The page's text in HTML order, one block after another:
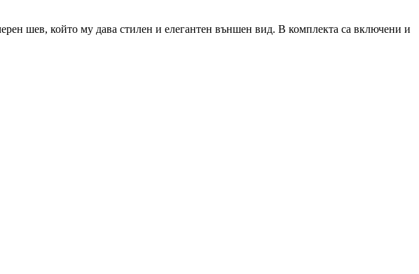
шев, който му дава стилен и елегантен външен вид. В комплекта са включени и